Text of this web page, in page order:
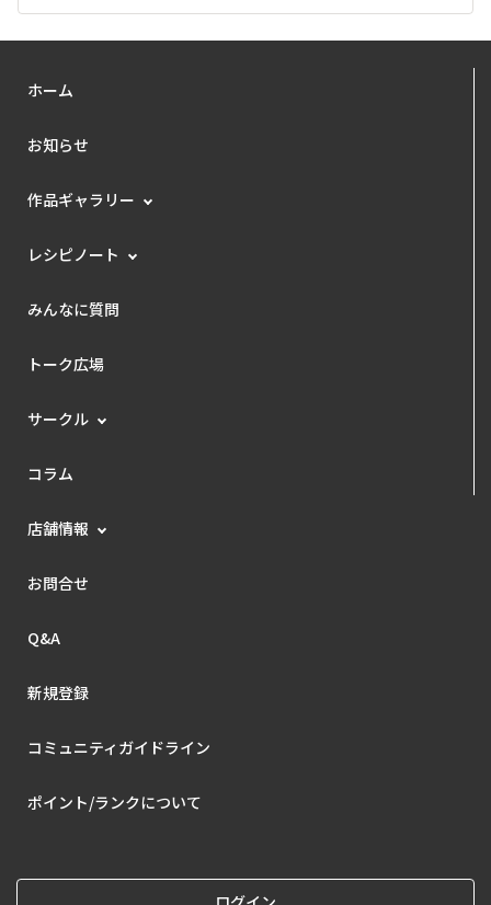
ホーム
お知らせ
作品ギャラリー
レシピノート
みんなに質問
トーク広場
サークル
コラム
店舗情報
お問合せ
Q&A
新規登録
コミュニティガイドライン
ポイント/ランクについて